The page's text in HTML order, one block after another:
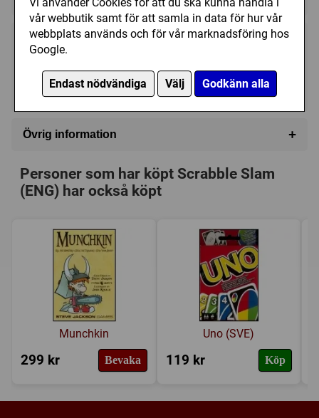
Vi använder Cookies för att du ska kunna handla i
vår webbutik samt för att samla in data för hur vår
webbplats används och för vår marknadsföring hos
Google.
Endast nödvändiga Välj Godkänn alla
85 kr
Ej tillgänglig
Övrig information +
Serie: Scrabble
Kategori:
Länkar: Tillverkarens hemsida
BoardGameGeek
Försälj. rank:
Personer som har köpt Scrabble Slam
(ENG) har också köpt
Munchkin
299 kr Bevaka
Uno (SVE)
119 kr Köp